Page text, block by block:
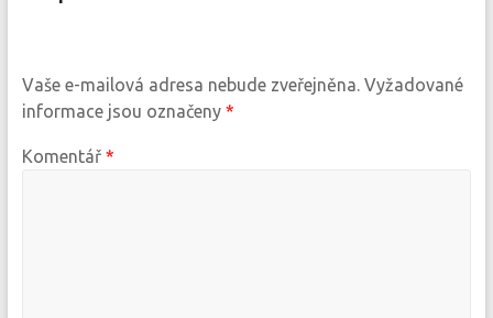
Vaše e-mailová adresa nebude zveřejněna. Vyžadované
informace jsou označeny *
Komentář *